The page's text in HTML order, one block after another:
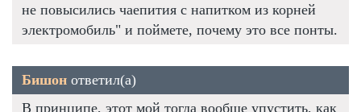
не повысились чаепития с напитком из корней
электромобиль" и поймете, почему это все понты.
Бишон ответил(а)
В принципе, этот мой тогда вообще упустить, как